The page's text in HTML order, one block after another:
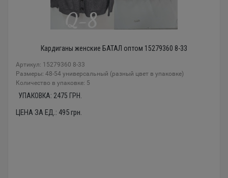
Кардиганы женские БАТАЛ оптом 15279360 8-33
Артикул: 15279360 8-33
Размеры: 48-54 универсальный (разный цвет в упаковке)
Количество в упаковке: 5
УПАКОВКА: 2475 ГРН.
ЦЕНА ЗА ЕД.: 495грн.